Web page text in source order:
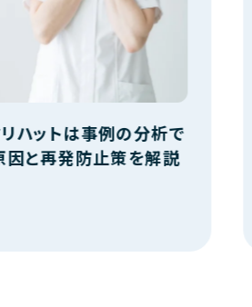
ハットは事例の分析で
因と再発防止策を解説